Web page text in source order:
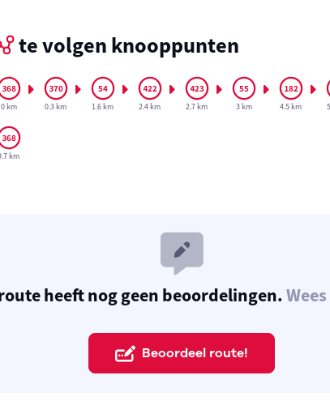
te volgen knooppunten
0 km 0.3 km 1.6 km 2.4 km 2.7 km 3 km 4.5 km
km
heeft nog geen beoordelingen.
Beoordeel route!